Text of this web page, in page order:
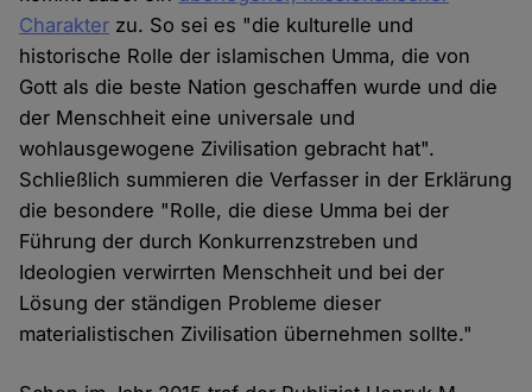
Charakter zu. So sei es "die kulturelle und
historische Rolle der islamischen Umma, die von
Gott als die beste Nation geschaffen wurde und die
der Menschheit eine universale und
wohlausgewogene Zivilisation gebracht hat".
Schließlich summieren die Verfasser in der Erklärung
die besondere "Rolle, die diese Umma bei der
Führung der durch Konkurrenzstreben und
Ideologien verwirrten Menschheit und bei der
Lösung der ständigen Probleme dieser
materialistischen Zivilisation übernehmen sollte."